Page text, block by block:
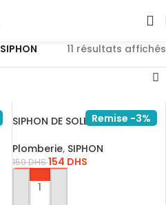
SIPHON 11 résultats affichés
Remise -3%
SIPHON DE SOLE CUIVRE 15*15
Plomberie, SIPHON
159DHS154 DHS
AJOUTER AU PANIER